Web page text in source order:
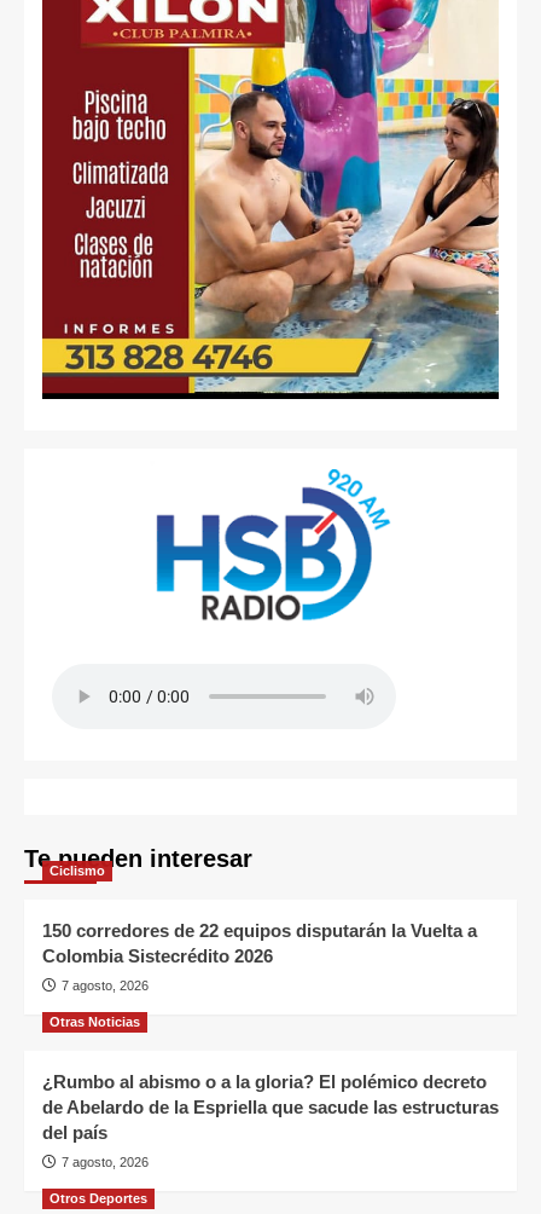
Te pueden interesar
Ciclismo
150 corredores de 22 equipos disputarán la Vuelta a
Colombia Sistecrédito 2026
7 agosto, 2026
Otras Noticias
¿Rumbo al abismo o a la gloria? El polémico decreto
de Abelardo de la Espriella que sacude las estructuras
del país
7 agosto, 2026
Otros Deportes